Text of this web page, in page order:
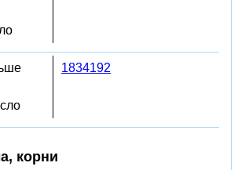
1834192
корни